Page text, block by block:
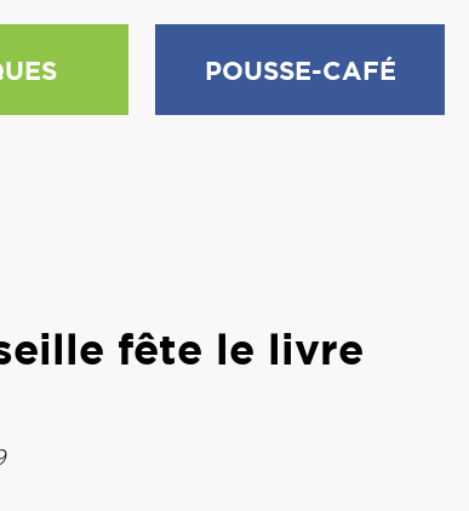
POUSSE-CAFÉ
fête le livre